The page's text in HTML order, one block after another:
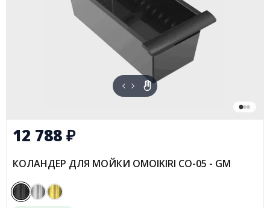
12 788₽
КОЛАНДЕР ДЛЯ МОЙКИ OMOIKIRI CO-05 - GM